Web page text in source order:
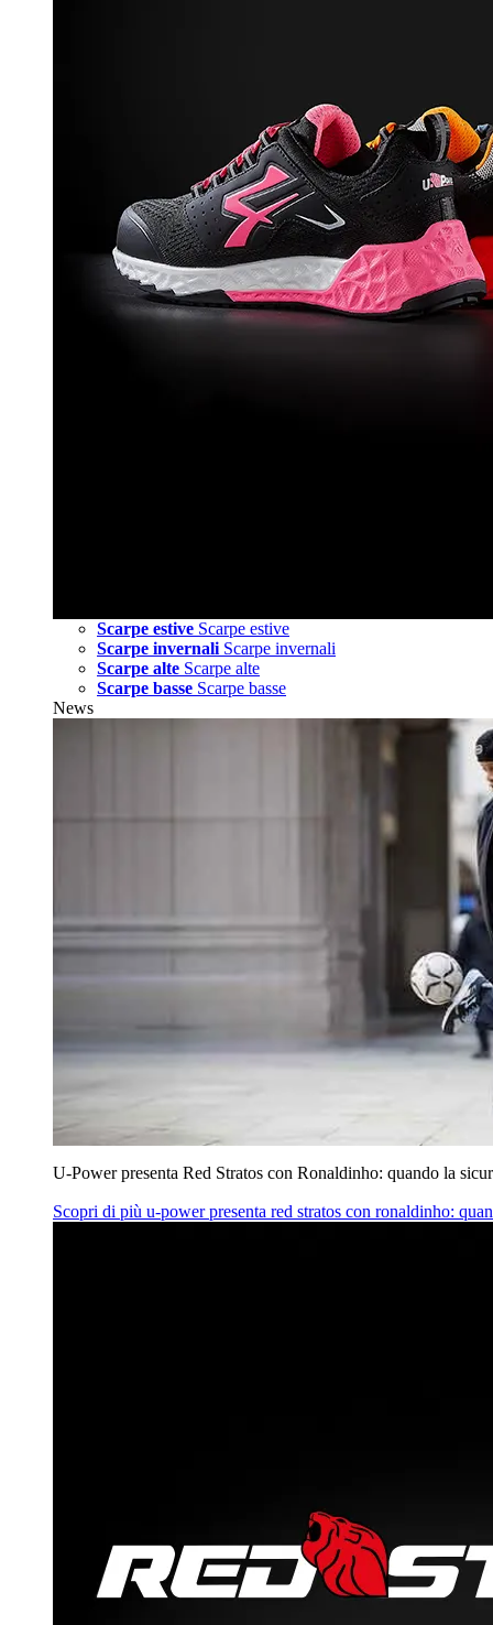
Scarpe estive Scarpe estive
Scarpe invernali Scarpe invernali
Scarpe alte Scarpe alte
Scarpe basse Scarpe basse
News
U‑Power presenta Red Stratos con Ronaldinho: quando la
Scopri di più u‑power presenta red stratos con ronaldinho: